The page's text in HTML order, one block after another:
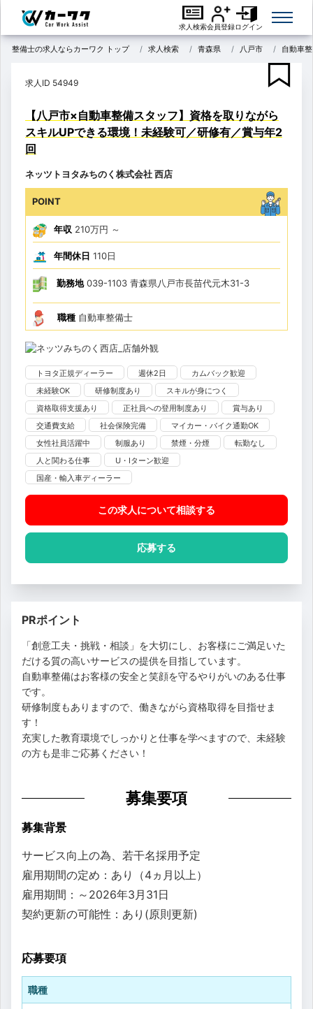
求人検索会員登録ログイン
整備士の求人ならカーワク トップ 求人検索 青森県 八戸市 自動車
求人ID 54949
【八戸市×自動車整備スタッフ】資格を取りながら
スキルUPできる環境！未経験可／研修有／賞与年2
回
ネッツトヨタみちのく株式会社 西店
POINT
年収 210万円 ～
年間休日 110日
勤務地039-1103 青森県八戸市長苗代元木31-3
職種 自動車整備士
トヨタ正規ディーラー 週休2日
カムバック歓迎
未経験OK
研修制度あり
スキルが身につく
資格取得支援あり
正社員への登用制度あり
賞与あり
交通費支給
社会保険完備
マイカー・バイク通勤OK
女性社員活躍中
制服あり 禁煙・分煙
転勤なし
人と関わる仕事
U・Iターン歓迎
国産・輸入車ディーラー
この求人について相談する
応募する
PRポイント
「創意工夫・挑戦・相談」を大切にし、お客様にご満足いた
だける質の高いサービスの提供を目指しています。
自動車整備はお客様の安全と笑顔を守るやりがいのある仕事
です。
研修制度もありますので、働きながら資格取得を目指せま
す！
充実した教育環境でしっかりと仕事を学べますので、未経験
の方も是非ご応募ください！
募集要項
募集背景
サービス向上の為、若干名採用予定
雇用期間の定め：あり（4ヵ月以上）
雇用期間：～2026年3月31日
契約更新の可能性：あり(原則更新)
応募要項
職種